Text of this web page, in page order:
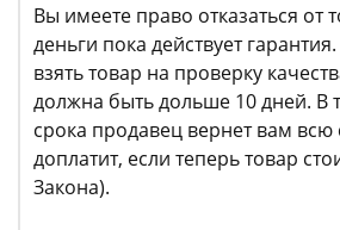
Вы имеете право отказаться от
деньги пока действует
взять товар на проверку
должна быть дольше 10 дней. В
срока продавец вернет вам всю
доплатит, если теперь товар
Закона).